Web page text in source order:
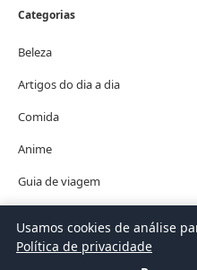
Categorias
Beleza
Artigos do dia a dia
Comida
Anime
Guia de viagem
© Japan Picks. All Rights Reserved.
繁體中文
Usamos cookies de análise
Política de privacidade